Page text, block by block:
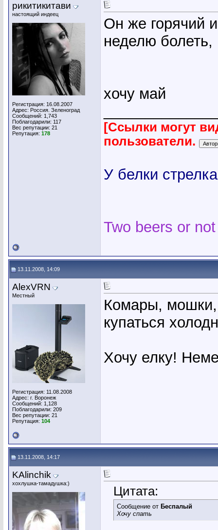
рикитикитави
настоящий индеец
Регистрация: 16.08.2007
Адрес: Россия. Зеленоград
Сообщений: 1,743
Поблагодарили: 117
Вес репутации: 21
Репутация: 178
Он же горячий
неделю болеть,
хочу май
[Ссылки могут
пользователи.
У белки
Two beers or
13.11.2008, 14:09
AlexVRN
Местный
Регистрация: 11.08.2008
Адрес: г. Воронеж
Сообщений: 1,128
Поблагодарили: 209
Вес репутации: 21
Репутация: 104
Комары, мошки,
купаться
Хочу елку!
13.11.2008, 14:17
KAlinchik
хохлушка-тамадушка:)
Цитата:
Сообщение от Беспалый
Хочу спать